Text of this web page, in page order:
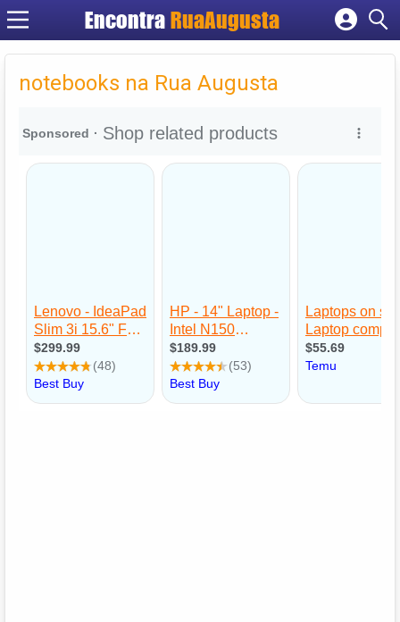
Encontra RuaAugusta
Cadastrar empresa
Criar conta
notebooks na Rua Augusta